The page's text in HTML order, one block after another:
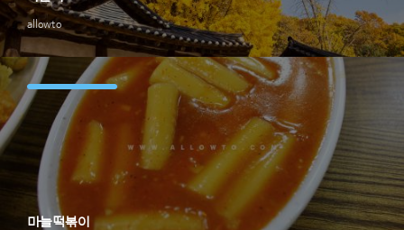
allowto
마늘떡볶이